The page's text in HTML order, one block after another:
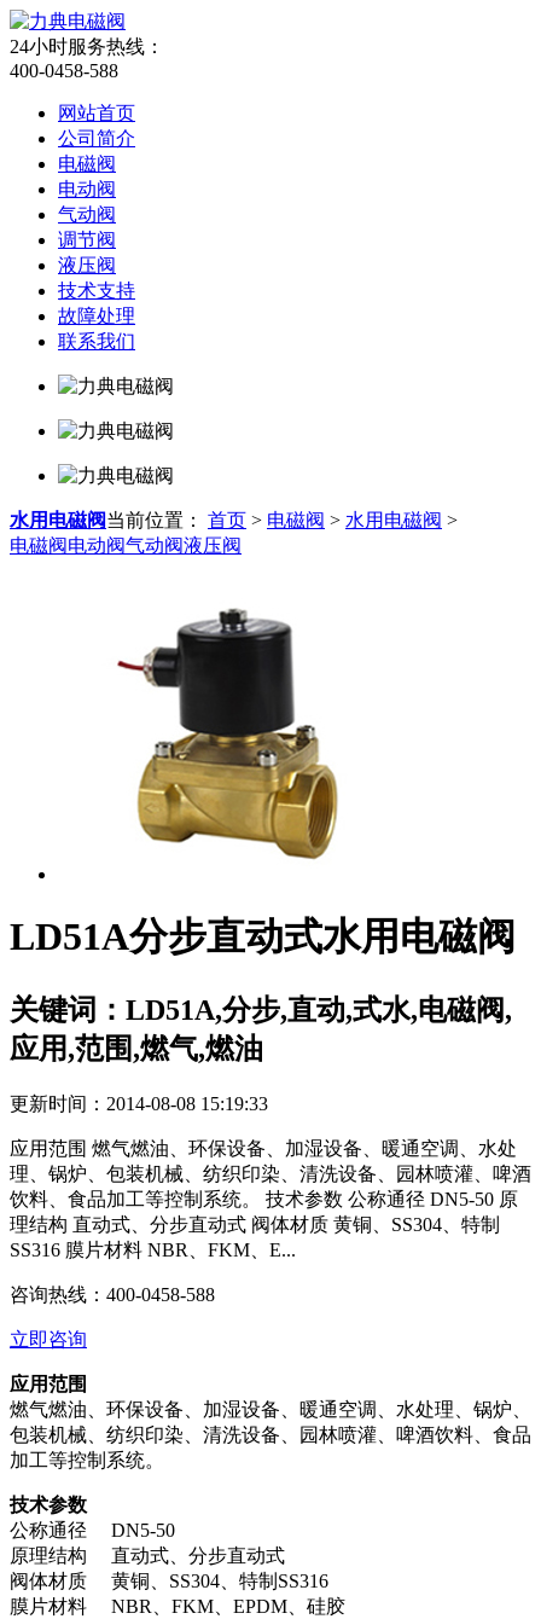
24小时服务热线：
400-0458-588
网站首页
公司简介
电磁阀
电动阀
气动阀
调节阀
液压阀
技术支持
故障处理
联系我们
水用电磁阀当前位置： 首页 > 电磁阀 > 水用电磁阀 >
电磁阀电动阀气动阀液压阀
LD51A分步直动式水用电磁阀
关键词： LD51A,分步,直动,式水,电磁阀,
应用,范围,燃气,燃油
更新时间：2014-08-08 15:19:33
应用范围 燃气燃油、环保设备、加湿设备、暖通空调、水处
理、锅炉、包装机械、纺织印染、清洗设备、园林喷灌、啤酒
饮料、食品加工等控制系统。 技术参数 公称通径 DN5-50 原
理结构 直动式、分步直动式 阀体材质 黄铜、SS304、特制
SS316 膜片材料 NBR、FKM、E...
咨询热线： 400-0458-588
立即咨询
应用范围
燃气燃油、环保设备、加湿设备、暖通空调、水处理、锅炉、
包装机械、纺织印染、清洗设备、园林喷灌、啤酒饮料、食品
加工等控制系统。
技术参数
公称通径 DN5-50
原理结构 直动式、分步直动式
阀体材质 黄铜、SS304、特制SS316
膜片材料 NBR、FKM、EPDM、硅胶